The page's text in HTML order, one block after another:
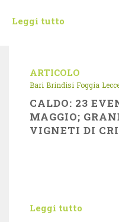
Leggi tutto
ARTICOLO
Bari Brindisi Foggia
CALDO: 23
MAGGIO;
VIGNETI DI
Leggi tutto